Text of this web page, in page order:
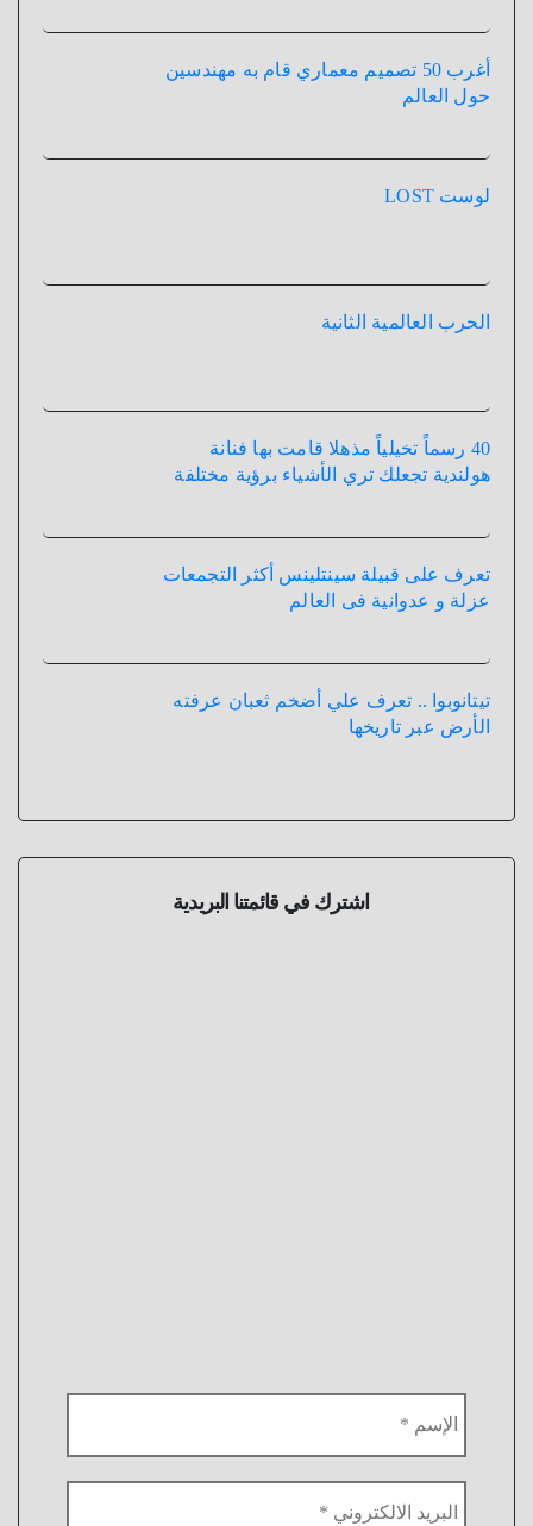
أغرب 50 تصميم معماري قام به مهندسين
حول العالم
لوست LOST
الحرب العالمية الثانية
40 رسماً تخيلياً مذهلا قامت بها فنانة
هولندية تجعلك تري الأشياء برؤية مختلفة
تعرف على قبيلة سينتلينس أكثر التجمعات
عزلة و عدوانية فى العالم
تيتانوبوا .. تعرف علي أضخم ثعبان عرفته
الأرض عبر تاريخها
اشترك في قائمتنا البريدية